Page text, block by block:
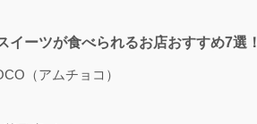
イーツが食べられるお店おすすめ7選！
（アムチョコ）